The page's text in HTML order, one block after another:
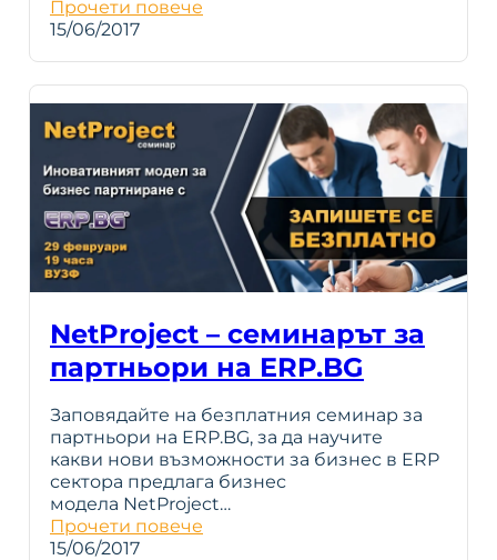
Прочети повече
15/06/2017
NetProject – семинарът за
партньори на ERP.BG
Заповядайте на безплатния семинар за
партньори на ERP.BG, за да научите
какви нови възможности за бизнес в ERP
сектора предлага бизнес
модела NetProject…
Прочети повече
15/06/2017